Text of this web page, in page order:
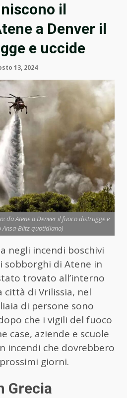
il
a Denver il
e uccide
13, 2024
da Atene a Denver il fuoco distrugge e
Ansa-Blitz quotidiano)
negli incendi boschivi
sobborghi di Atene in
trovato all’interno
città di Vrilissia, nel
di persone sono
che i vigili del fuoco
case, aziende e scuole
incendi che dovrebbero
giorni.
Grecia